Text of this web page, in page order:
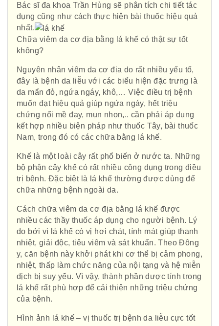
Bác sĩ đa khoa Trần Hùng sẽ phân tích chi tiết tác
dụng cũng như cách thực hiện bài thuốc hiệu quả
nhất.
Chữa viêm da cơ địa bằng lá khế có thật sự tốt
không?
Nguyên nhân viêm da cơ địa do rất nhiều yếu tố,
đây là bệnh da liễu với các biểu hiện đặc trưng là
da mẩn đỏ, ngứa ngáy, khô,… Việc điều trị bệnh
muốn đạt hiệu quả giúp ngứa ngáy, hết triệu
chứng nổi mề đay, mụn nhọn,.. cần phải áp dụng
kết hợp nhiều biện pháp như thuốc Tây, bài thuốc
Nam, trong đó có các chữa bằng lá khế.
Khế là một loài cây rất phổ biến ở nước ta. Những
bộ phận cây khế có rất nhiều công dụng trong điều
trị bệnh. Đặc biệt là lá khế thường được dùng để
chữa những bệnh ngoài da.
Cách chữa viêm da cơ địa bằng lá khế được
nhiều các thầy thuốc áp dụng cho người bệnh. Lý
do bởi vì lá khế có vị hơi chát, tính mát giúp thanh
nhiệt, giải độc, tiêu viêm và sát khuẩn. Theo Đông
y, căn bệnh này khởi phát khi cơ thể bị cảm phong,
nhiệt, thấp làm chức năng của nội tạng và hệ miễn
dịch bị suy yếu. Vì vậy, thành phần dược tính trong
lá khế rất phù hợp để cải thiện những triệu chứng
của bệnh.
Hình ảnh lá khế – vị thuốc trị bệnh da liễu cực tốt